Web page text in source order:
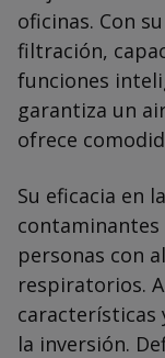
oficinas. Con
filtración,
funciones
garantiza un
ofrece
Su eficacia en
personas con
respiratorios.
características
la inversión.